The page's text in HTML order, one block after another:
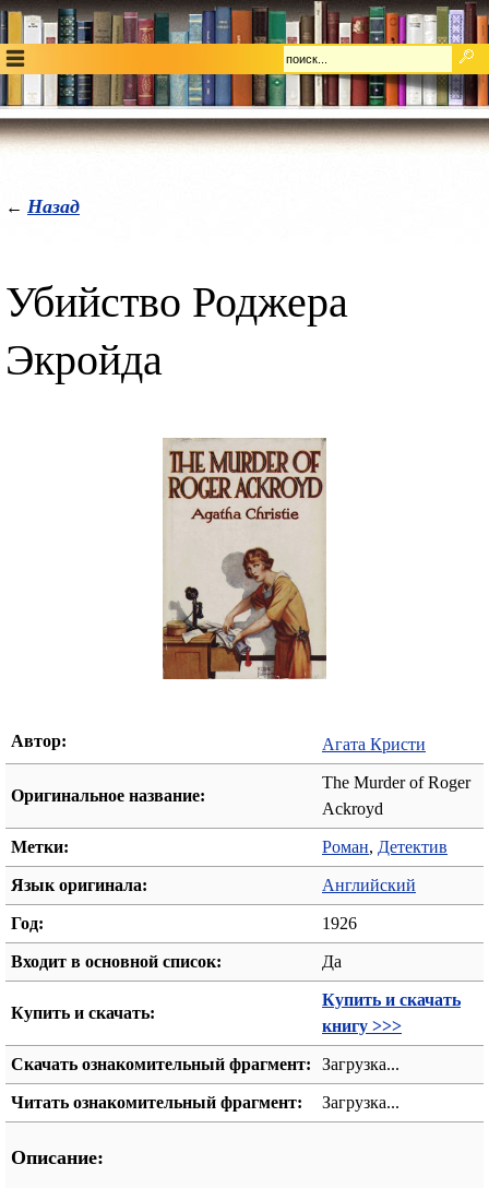
← Назад
Убийство Роджера
Экройда
Автор: Агата Кристи
Оригинальное название:
The Murder of Roger
Ackroyd
Метки: Роман, Детектив
Язык оригинала: Английский
Год: 1926
Входит в основной список: Да
Купить и скачать:
Купить и скачать
книгу >>>
Скачать ознакомительный фрагмент: Загрузка...
Читать ознакомительный фрагмент: Загрузка...
Описание: